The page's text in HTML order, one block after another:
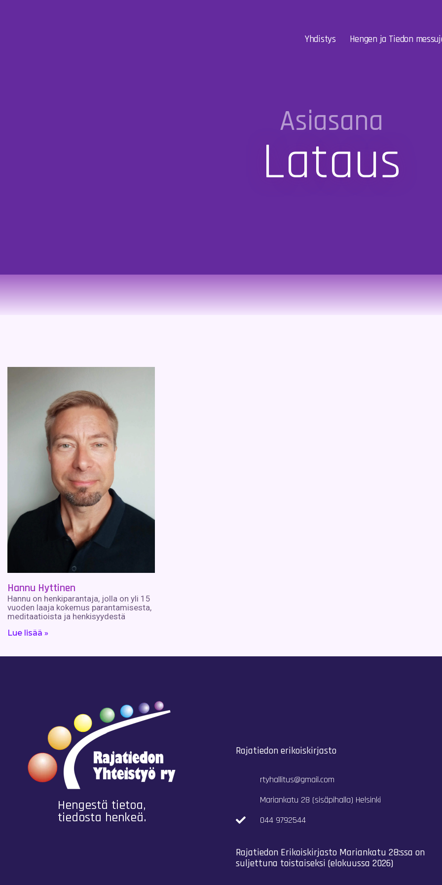
Yhdistys Hengen ja Tiedon
Asiasana
Lataus
Hannu Hyttinen
Hannu on henkiparantaja, jolla on yli 15
vuoden laaja kokemus parantamisesta,
meditaatioista ja henkisyydestä
Lue lisää »
Hengestä tietoa,
tiedosta henkeä.
Rajatiedon erikoiskirjasto
rtyhallitus@gmail.com
Mariankatu 28 (sisäpihalla) Helsinki
044 9792544
Rajatiedon Erikoiskirjasto Mariankatu 28:ssa on
suljettuna toistaiseksi (elokuussa 2026)